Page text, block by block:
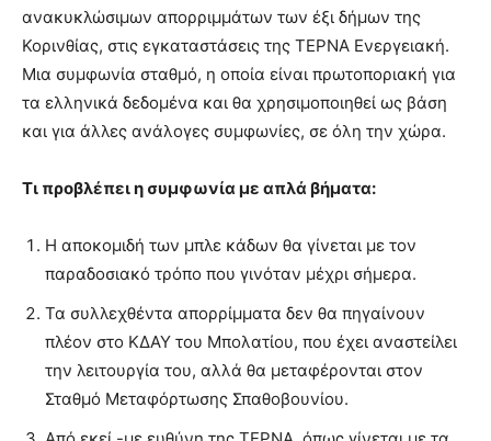
ανακυκλώσιμων απορριμμάτων των έξι δήμων της
Κορινθίας, στις εγκαταστάσεις της ΤΕΡΝΑ Ενεργειακή.
Μια συμφωνία σταθμό, η οποία είναι πρωτοποριακή για
τα ελληνικά δεδομένα και θα χρησιμοποιηθεί ως βάση
και για άλλες ανάλογες συμφωνίες, σε όλη την χώρα.
Τι προβλέπει η συμφωνία με απλά βήματα:
Η αποκομιδή των μπλε κάδων θα γίνεται με τον
παραδοσιακό τρόπο που γινόταν μέχρι σήμερα.
Τα συλλεχθέντα απορρίμματα δεν θα πηγαίνουν
πλέον στο ΚΔΑΥ του Μπολατίου, που έχει αναστείλει
την λειτουργία του, αλλά θα μεταφέρονται στον
Σταθμό Μεταφόρτωσης Σπαθοβουνίου.